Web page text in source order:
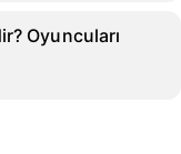
Oyuncuları